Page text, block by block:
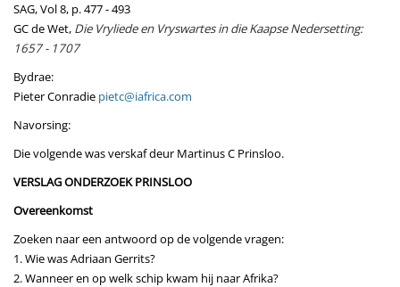
SAG, Vol 8, p. 477 - 493
GC de Wet, Die Vryliede en Vryswartes in die Kaapse Nedersetting:
1657 - 1707
Bydrae:
Pieter Conradie pietc@iafrica.com
Navorsing:
Die volgende was verskaf deur Martinus C Prinsloo.
VERSLAG ONDERZOEK PRINSLOO
Overeenkomst
Zoeken naar een antwoord op de volgende vragen:
1. Wie was Adriaan Gerrits?
2. Wanneer en op welk schip kwam hij naar Afrika?